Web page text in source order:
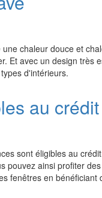
chaleur douce et
Et avec un design très
d'intérieurs.
au
sont éligibles au
pouvez ainsi profiter
fenêtres en